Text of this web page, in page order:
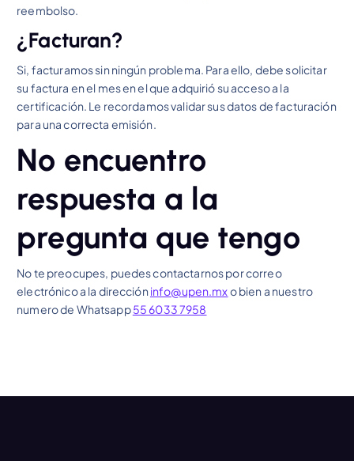
reembolso.
¿Facturan?
Si, facturamos sin ningún problema. Para ello, debe solicitar
su factura en el mes en el que adquirió su acceso a la
certificación. Le recordamos validar sus datos de facturación
para una correcta emisión.
No encuentro
respuesta a la
pregunta que tengo
No te preocupes, puedes contactarnos por correo
electrónico a la direccióninfo@upen.mxo bien a nuestro
numero de Whatsapp55 6033 7958